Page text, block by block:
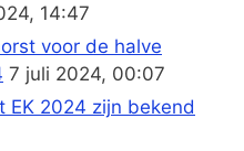
14:47
voor de halve
7 juli 2024, 00:07
EK 2024 zijn bekend